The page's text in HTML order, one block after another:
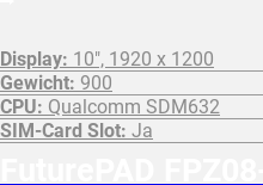
Display: 10", 1920 x 1200
Gewicht: 900
CPU: Qualcomm SDM632
SIM-Card Slot: Ja